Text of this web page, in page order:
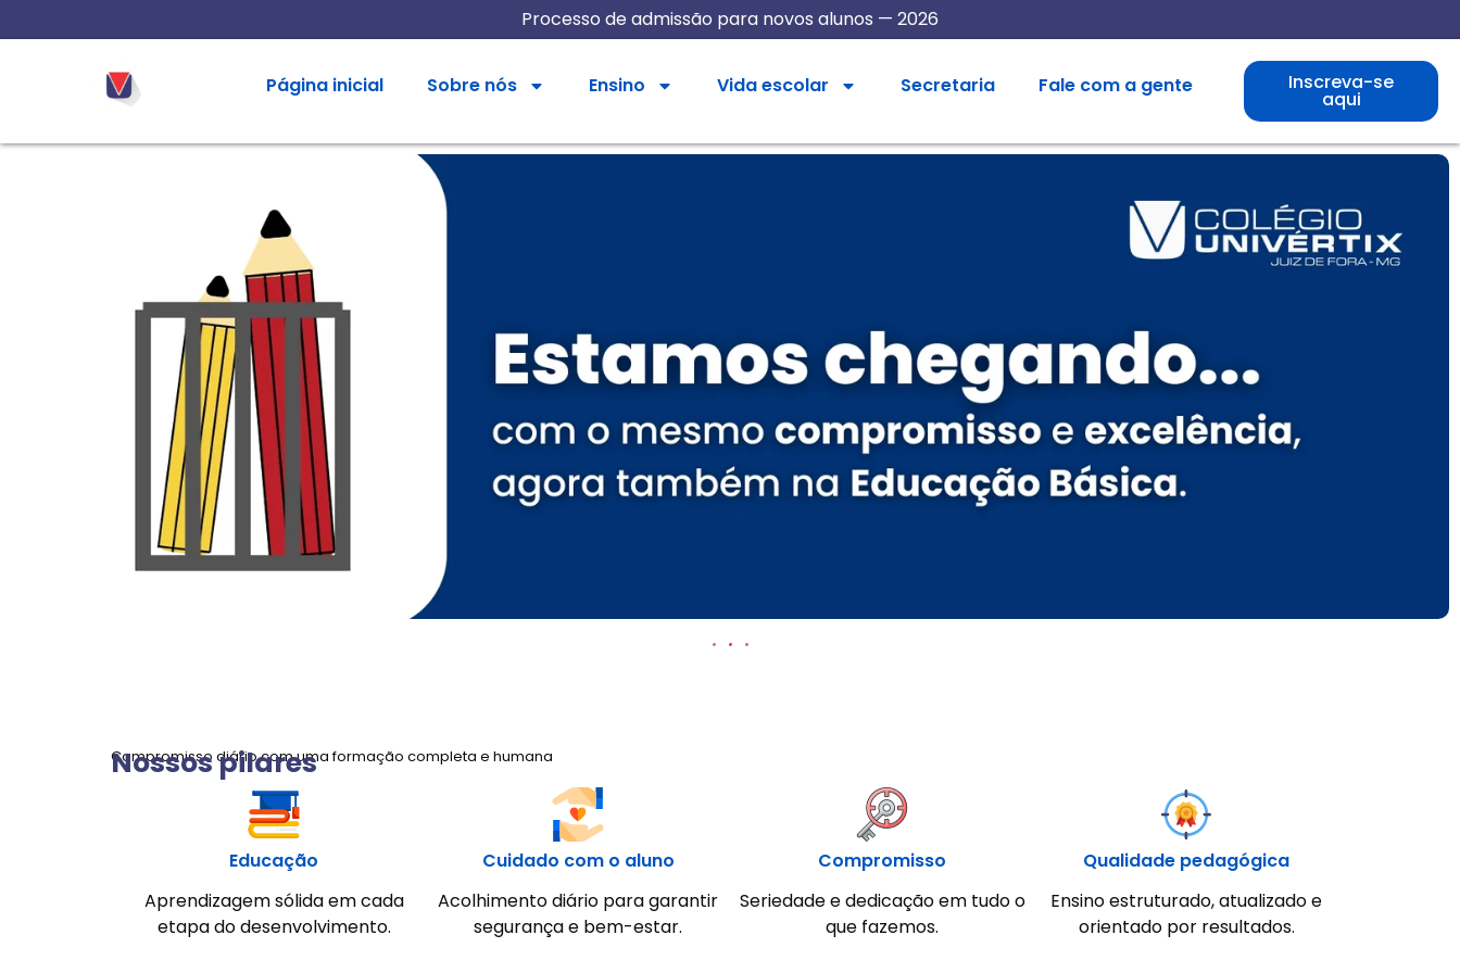
Processo de admissão para novos alunos — 2026
Página inicial Sobre nós Ensino Vida escolar Secretaria Fale com a gente Inscreva-se
aqui
Compromisso diário com uma formação completa e humana
Nossos pilares
Educação
Aprendizagem sólida em cada
etapa do desenvolvimento.
Cuidado com o aluno
Acolhimento diário para garantir
segurança e bem-estar.
Compromisso
Seriedade e dedicação em tudo o
que fazemos.
Qualidade pedagógica
Ensino estruturado, atualizado e
orientado por resultados.